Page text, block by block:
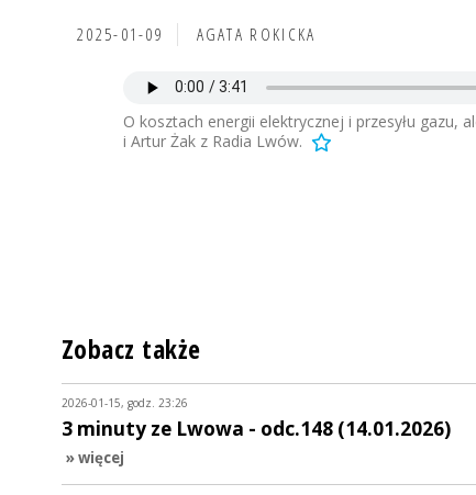
2025-01-09 AGATA ROKICKA
O kosztach energii elektrycznej i przesyłu gazu,
i Artur Żak z Radia Lwów.
Zobacz także
2026-01-15, godz. 23:26
3 minuty ze Lwowa - odc.148 (14.01.2026)
» więcej